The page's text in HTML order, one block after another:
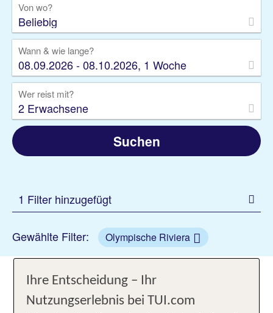
Von wo?
Beliebig
Wann & wie lange?
08.09.2026 - 08.10.2026, 1 Woche
Wer reist mit?
2 Erwachsene
Suchen
1 Filter hinzugefügt
Gewählte Filter: Olympische Riviera
Die Olympische Riviera 2026
bereisen mit TUI
Ihre Entscheidung – Ihr
Nutzungserlebnis bei TUI.com